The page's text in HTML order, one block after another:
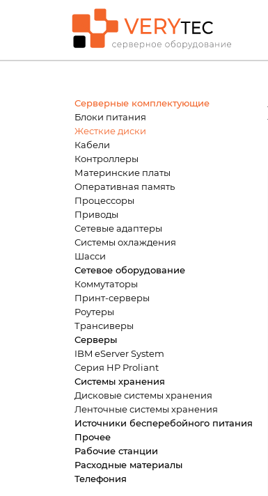
Серверные комплектующие
Блоки питания
Жесткие диски
Кабели
Контроллеры
Материнские платы
Оперативная память
Процессоры
Приводы
Сетевые адаптеры
Системы охлаждения
Шасси
Сетевое оборудование
Коммутаторы
Принт-серверы
Роутеры
Трансиверы
Серверы
IBM eServer System
Серия HP Proliant
Системы хранения
Дисковые системы хранения
Ленточные системы хранения
Источники бесперебойного питания
Прочее
Рабочие станции
Расходные материалы
Телефония